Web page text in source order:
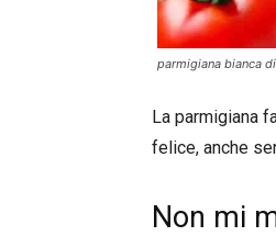
parmigiana bianca
La parmigiana
felice, anche
Non mi